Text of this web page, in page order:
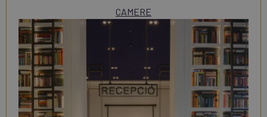
CAMERE